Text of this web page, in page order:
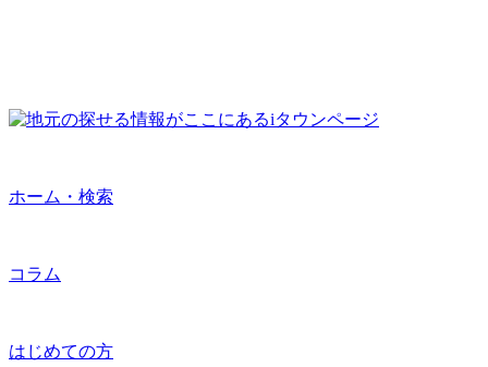
ホーム・検索
コラム
はじめての方